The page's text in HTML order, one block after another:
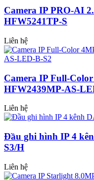
Camera IP PRO-AI
HFW5241TP-S
Liên hệ
Camera IP Full-
HFW2439MP-AS-
Liên hệ
Đầu ghi hình IP 4
S3/H
Liên hệ